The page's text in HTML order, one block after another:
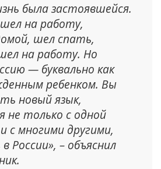
была застоявшейся.
на работу,
шел спать,
на работу. Но
— буквально как
ребенком. Вы
новый язык,
не только с одной
с многими другими,
России», – объяснил